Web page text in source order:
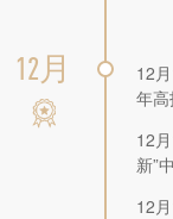
12月
12
年
12
新”
12